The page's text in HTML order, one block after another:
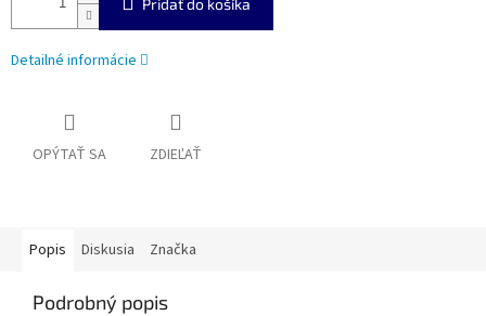
Pridať do košíka
Detailné informácie
OPÝTAŤ SA ZDIEĽAŤ
Popis Diskusia Značka
Podrobný popis